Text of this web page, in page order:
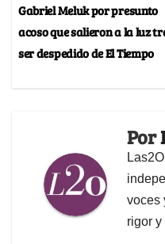
Gabriel Meluk por presunto
acoso que salieron a la luz
ser despedido de El Tiempo
Por
voces
rigor y